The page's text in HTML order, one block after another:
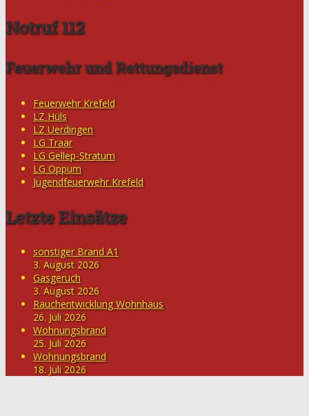
Notruf 112
Feuerwehr und Rettungsdienst
Feuerwehr Krefeld
LZ Hüls
LZ Uerdingen
LG Traar
LG Gellep-Stratum
LG Oppum
Jugendfeuerwehr Krefeld
Letzte Einsätze
sonstiger Brand A1
3. August 2026
Gasgeruch
3. August 2026
Rauchentwicklung Wohnhaus
26. Juli 2026
Wohnungsbrand
25. Juli 2026
Wohnungsbrand
18. Juli 2026